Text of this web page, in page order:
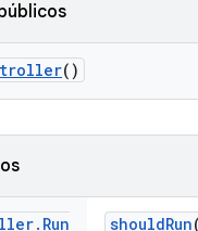
()
. Run
shouldRun(